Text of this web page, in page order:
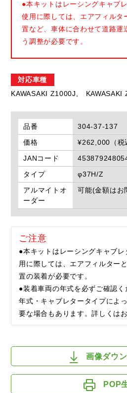
●本キットはレーシングキャブ
使用に際しては、エアフィルタ
置など、車体に合わせて道路運
う調整が必要です。
対応車種
KAWASAKI Z1000J,
KAWASAKI
品番
304-37-137
価格
¥262,000（税
JANコード
タイプ
φ37H/Z
アルマイトオ
ーダー
可能(金額はお
ご注意
●本キットはレーシングキャブ
用に際しては、エアフィルター
置の装着が必要です。
●装着車両の年式を必ずご確認く
年式・キャブレタータイプによ
要な場合もあります。詳しくは
画像ダウ
POP